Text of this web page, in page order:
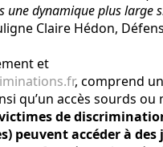
une dynamique plus large
Claire Hédon,
et
, comprend
qu’un accès sourds
de
peuvent accéder à